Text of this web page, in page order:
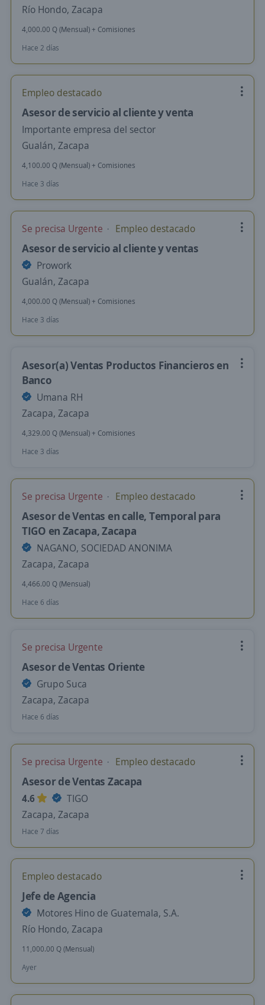
Río Hondo, Zacapa
4,000.00 Q (Mensual) + Comisiones
Hace 2 días
Empleo destacado
Asesor de servicio al cliente y venta
Importante empresa del sector
Gualán, Zacapa
4,100.00 Q (Mensual) + Comisiones
Hace 3 días
Se precisa Urgente Empleo destacado
Asesor de servicio al cliente y ventas
Prowork
Gualán, Zacapa
4,000.00 Q (Mensual) + Comisiones
Hace 3 días
Asesor(a) Ventas Productos Financieros en
Banco
Umana RH
Zacapa, Zacapa
4,329.00 Q (Mensual) + Comisiones
Hace 3 días
Se precisa Urgente Empleo destacado
Asesor de Ventas en calle, Temporal para
TIGO en Zacapa, Zacapa
NAGANO, SOCIEDAD ANONIMA
Zacapa, Zacapa
4,466.00 Q (Mensual)
Hace 6 días
Se precisa Urgente
Asesor de Ventas Oriente
Grupo Suca
Zacapa, Zacapa
Hace 6 días
Se precisa Urgente Empleo destacado
Asesor de Ventas Zacapa
4.6
TIGO
Zacapa, Zacapa
Hace 7 días
Empleo destacado
Jefe de Agencia
Motores Hino de Guatemala, S.A.
Río Hondo, Zacapa
11,000.00 Q (Mensual)
Ayer